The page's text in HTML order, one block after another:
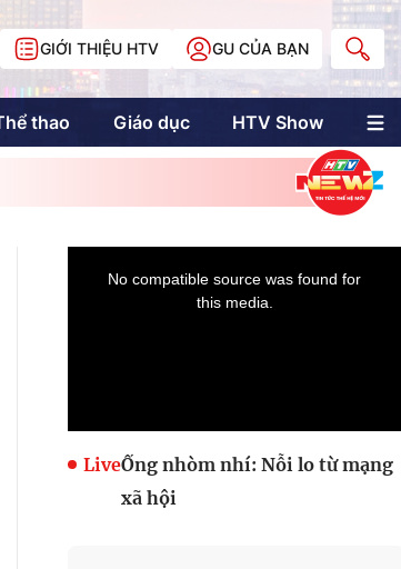
GIỚI THIỆU HTV GU CỦA BẠN
thao Giáo dục HTV Show
Multimedia
Multiform
Doanh nhân Sài
Gòn
LiveỐng nhòm nhí: Nỗi lo từ mạng
xã hội